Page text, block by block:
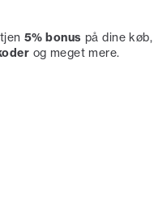
5% bonus på dine køb,
og meget mere.